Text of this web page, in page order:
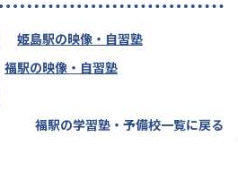
姫島駅の映像・自習塾
福駅の映像・自習塾
福駅の学習塾・予備校一覧に戻る